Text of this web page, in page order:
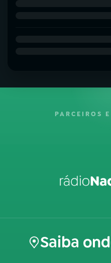
PARCEIROS
Saiba